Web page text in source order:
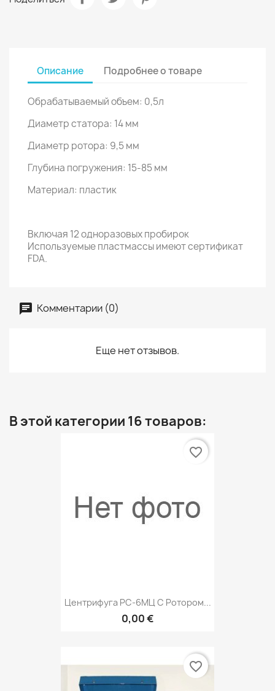
Описание Подробнее о товаре
Обрабатываемый объем: 0,5л
Диаметр статора: 14 мм
Диаметр ротора: 9,5 мм
Глубина погружения: 15-85 мм
Материал: пластик
Включая 12 одноразовых пробирок
Используемые пластмассы имеют сертификат
FDA.
Комментарии (0)
Еще нет отзывов.
В этой категории 16 товаров:
Центрифуга РС-6МЦ С Ротором...
0,00 €
favorite_border
favorite_border